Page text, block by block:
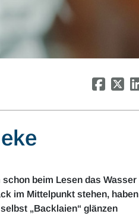
beim Lesen das Wasser
im Mittelpunkt stehen, haben
„Backlaien“ glänzen